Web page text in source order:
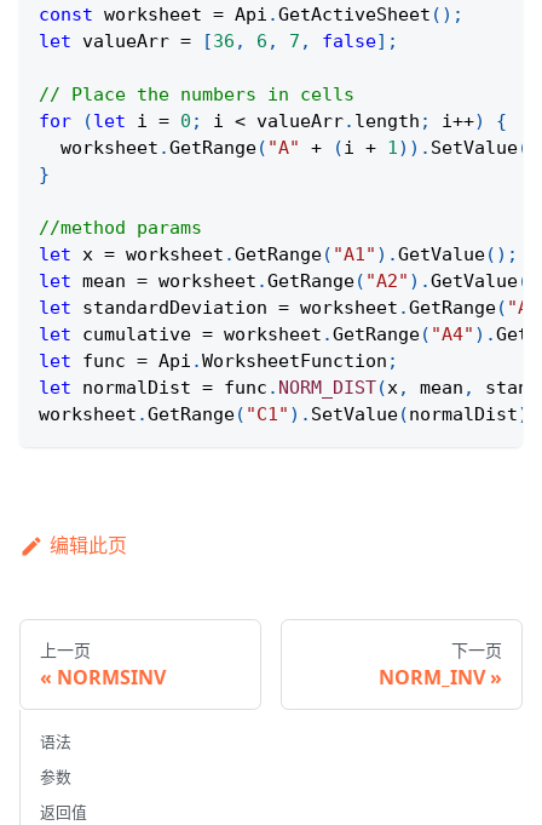
const worksheet = Api .GetActiveSheet ( ) ;
let valueArr = [36 , 6 , 7 , false] ;
// Place the numbers in cells
for
(let i = 0 ; i < valueArr. length ; i++)
{
  worksheet
.GetRange( "A" + (i + 1) ) . SetValue(
}
//method params
let x = worksheet .GetRange( "A1" ) .GetValue( ) ;
let mean = worksheet .GetRange( "A2" ) .GetValue(
let standardDeviation = worksheet .GetRange(
let cumulative = worksheet .GetRange( "A4" ) .
let func = Api .WorksheetFunction ;
let normalDist = func . NORM_DIST(x, mean ,
worksheet .GetRange( "C1" ) . SetValue(normalDist)
编辑此页
上一页
NORMSINV
下一页
NORM_INV
语法
参数
返回值